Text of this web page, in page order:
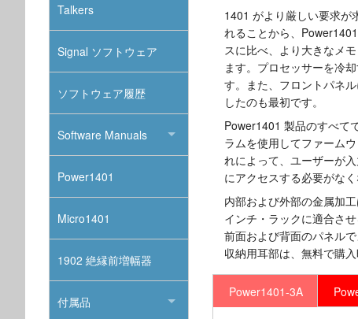
1401 がより厳しい要求が
れることから、
スに比べ、より大きなメ
ます。プロセッサーを冷
す。また、フロントパネ
したのも最初です。
Power1401 製品のすべて
ラムを使用してファーム
れによって、ユーザーが
にアクセスする必要がなく
内部および外部の金属加
インチ・ラックに適合さ
前面および背面のパネル
収納用耳部は、無料で購入
Power1401-3A
Talkers
Signal ソフトウェア
ソフトウェア履歴
Software Manuals
Power1401
Micro1401
1902 絶縁前増幅器
付属品